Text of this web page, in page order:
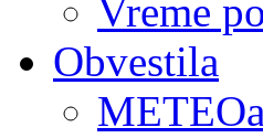
Vreme
Obvestila